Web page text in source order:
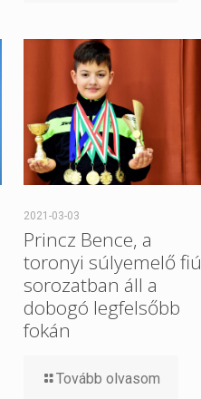
2021-03-03
Princz Bence, a
toronyi súlyemelő fiú
sorozatban áll a
dobogó legfelsőbb
fokán
Tovább olvasom